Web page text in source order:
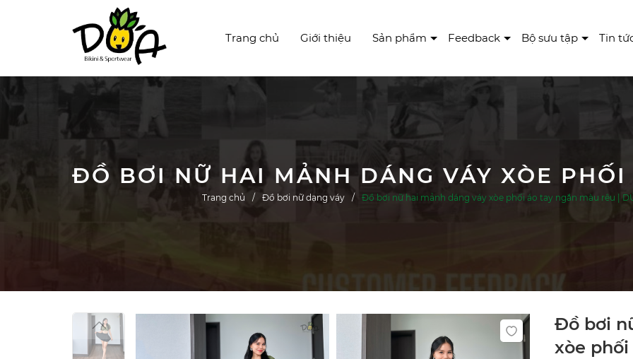
Trang chủ Giới thiệu Sản phẩm Feedback Bộ sưu tập Tin
Trang chủ Đồ bơi nữ dạng váy Đồ bơi nữ hai mảnh dáng váy xòe phối áo tay ngắn màu rêu |
Đồ bơi
xòe